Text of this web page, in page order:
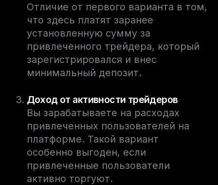
Отличие от первого варианта в том,
что здесь платят заранее
установленную сумму за
привлеченного трейдера, который
зарегистрировался и внес
минимальный депозит.
Доход от активности трейдеров
Вы зарабатываете на расходах
привлеченных пользователей на
платформе. Такой вариант
особенно выгоден, если
привлеченные пользователи
активно торгуют.